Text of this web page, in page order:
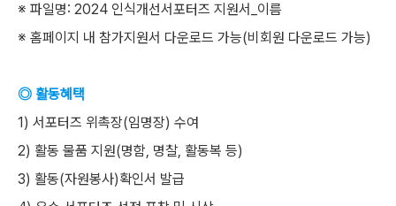
※ 파일명: 2024 인식개선서포터즈 지원서_이름
※ 홈페이지 내 참가지원서 다운로드 가능(비회원 다운로드 가능)
◎ 활동혜택
1) 서포터즈 위촉장(임명장) 수여
2) 활동 물품 지원(명함, 명찰, 활동복 등)
3) 활동(자원봉사)확인서 발급